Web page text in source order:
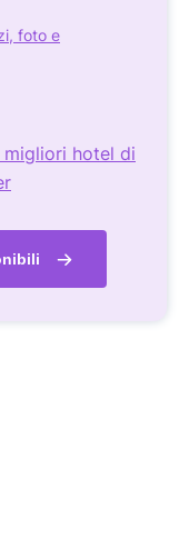
foto e
migliori hotel di